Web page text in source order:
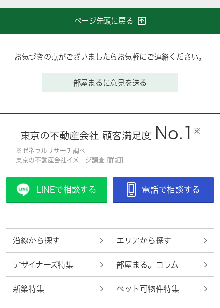
ページ先頭に戻る
お気づきの点がございましたらお気軽にご連絡ください。
部屋まるに意見を送る
東京の不動産会社 顧客満足度 No.1 ※
※ゼネラルリサーチ調べ
東京の不動産会社イメージ調査 [詳細]
LINEで相談する 電話で相談する
沿線から探す エリアから探す
デザイナーズ特集 部屋まる。コラム
新築特集 ペット可物件特集